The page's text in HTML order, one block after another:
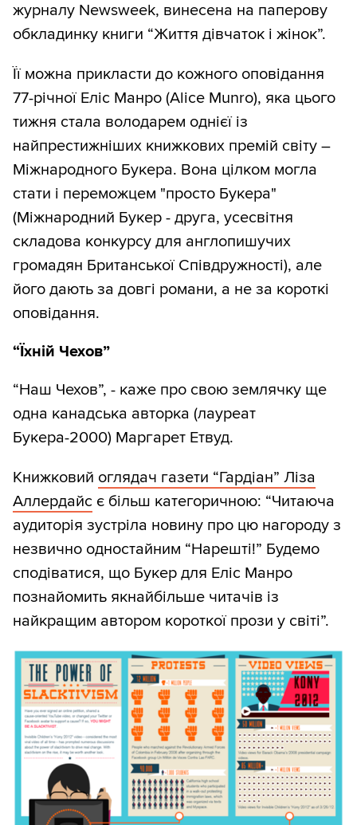
журналу Newsweek, винесена на паперову
обкладинку книги “Життя дівчаток і жінок”.
Її можна прикласти до кожного оповідання
77-річної Еліс Манро (Alice Munro), яка цього
тижня стала володарем однієї із
найпрестижніших книжкових премій світу –
Міжнародного Букера. Вона цілком могла
стати і переможцем "просто Букера"
(Міжнародний Букер - друга, усесвітня
складова конкурсу для англопишучих
громадян Британської Співдружності), але
його дають за довгі романи, а не за короткі
оповідання.
“Їхній Чехов”
“Наш Чехов”, - каже про свою землячку ще
одна канадська авторка (лауреат
Букера-2000) Маргарет Етвуд.
Книжковий оглядач газети “Гардіан” Ліза
Аллердайс є більш категоричною: “Читаюча
аудиторія зустріла новину про цю нагороду з
незвично одностайним “Нарешті!” Будемо
сподіватися, що Букер для Еліс Манро
познайомить якнайбільше читачів із
найкращим автором короткої прози у світі”.